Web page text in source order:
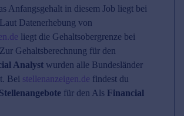
Anfangsgehalt in diesem Job liegt bei
Datenerhebung von
liegt die Gehaltsobergrenze bei
Gehaltsberechnung für den
Analyst wurden alle Bundesländer
Bei stellenanzeigen.de findest du
für den Als Financial